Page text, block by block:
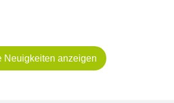
Neuigkeiten anzeigen